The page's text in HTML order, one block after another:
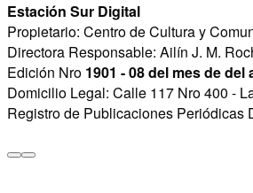
Estación Sur Digital
Propietario: Centro de Cultura y
Directora Responsable: Ailín J. M.
Edición Nro 1901 - 08 del mes de del
Domicilio Legal: Calle 117 Nro 400 -
Registro de Publicaciones Periódicas